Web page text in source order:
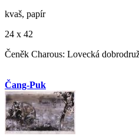
kvaš, papír
24 x 42
Čeněk Charous: Lovecká
Čang-Puk